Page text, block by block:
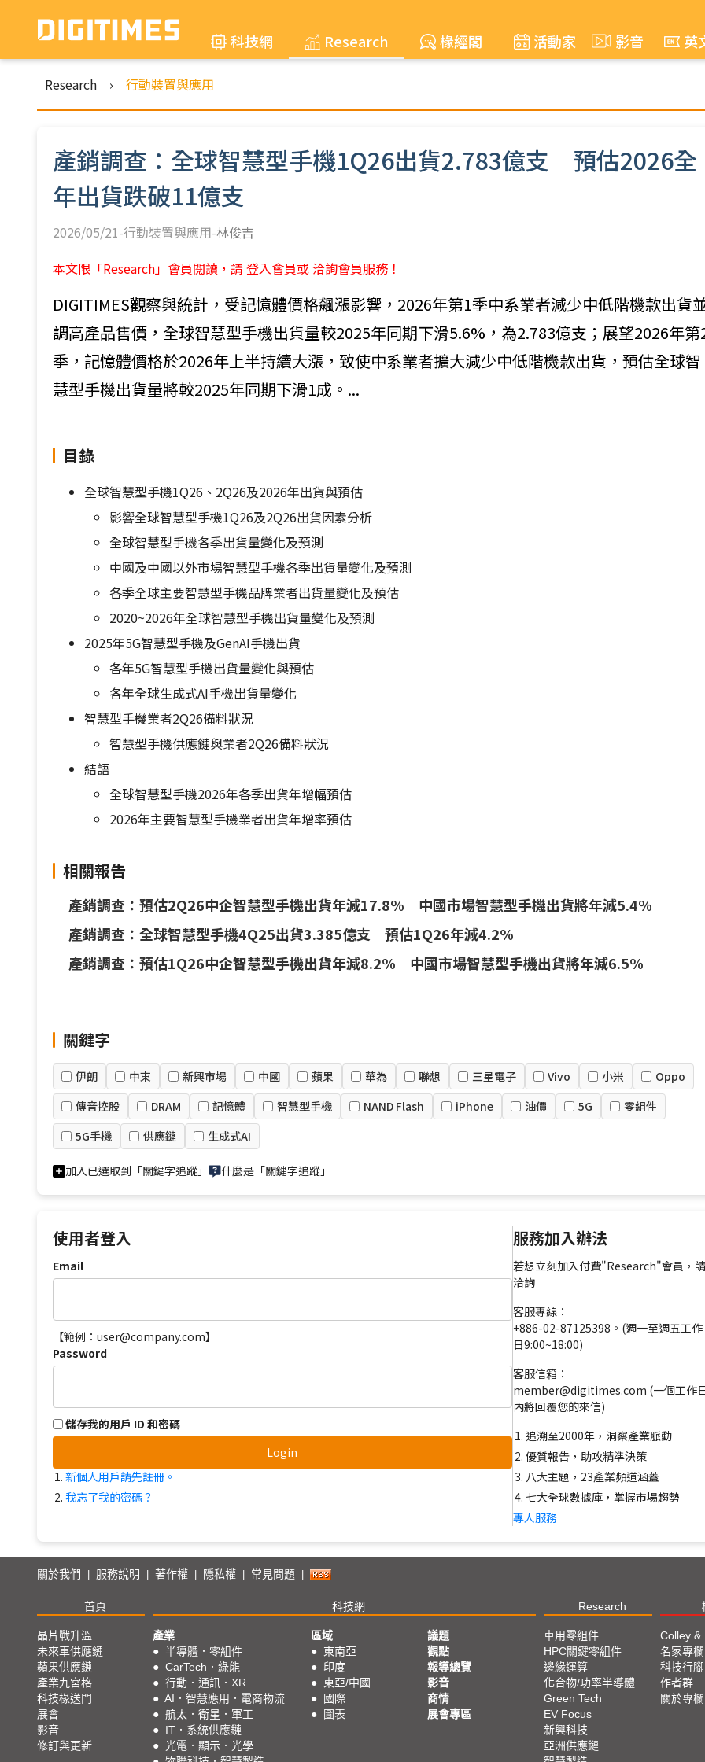
科技網 Research 椽經閣 活動家 影音 英
Research › 行動裝置與應用
產銷調查：全球智慧型手機1Q26出貨2.783億支 預估2026全
年出貨跌破11億支
2026/05/21-行動裝置與應用-林俊吉
本文限「Research」會員閱讀，請 登入會員或 洽詢會員服務 ！
DIGITIMES觀察與統計，受記憶體價格飆漲影響，2026年第1季中系業者減少中低階機款出貨
調高產品售價，全球智慧型手機出貨量較2025年同期下滑5.6%，為2.783億支；展望2026年第
季，記憶體價格於2026年上半持續大漲，致使中系業者擴大減少中低階機款出貨，預估全球智
慧型手機出貨量將較2025年同期下滑1成。...
目錄
全球智慧型手機1Q26、2Q26及2026年出貨與預估
影響全球智慧型手機1Q26及2Q26出貨因素分析
全球智慧型手機各季出貨量變化及預測
中國及中國以外市場智慧型手機各季出貨量變化及預測
各季全球主要智慧型手機品牌業者出貨量變化及預估
2020~2026年全球智慧型手機出貨量變化及預測
2025年5G智慧型手機及GenAI手機出貨
各年5G智慧型手機出貨量變化與預估
各年全球生成式AI手機出貨量變化
智慧型手機業者2Q26備料狀況
智慧型手機供應鏈與業者2Q26備料狀況
結語
全球智慧型手機2026年各季出貨年增幅預估
2026年主要智慧型手機業者出貨年增率預估
相關報告
產銷調查：預估2Q26中企智慧型手機出貨年減17.8% 中國市場智慧型手機出貨將年減5.4%
產銷調查：全球智慧型手機4Q25出貨3.385億支 預估1Q26年減4.2%
產銷調查：預估1Q26中企智慧型手機出貨年減8.2% 中國市場智慧型手機出貨將年減6.5%
關鍵字
伊朗 中東 新興市場 中國 蘋果 華為 聯想 三星電子 Vivo 小米
Oppo
傳音控股
DRAM 記憶體 智慧型手機 NAND Flash iPhone 油價 5G
零組件
5G手機
供應鏈 生成式AI
加入已選取到「關鍵字追蹤」 什麼是「關鍵字追蹤」
使用者登入
Email
【範例：user@company.com】
Password
儲存我的用戶 ID 和密碼
Login
新個人用戶請先註冊。
我忘了我的密碼？
服務加入辦法
若想立刻加入付費"Research"會員，請
洽詢
客服專線：
+886-02-87125398。(週一至週五工作
日9:00~18:00)
客服信箱：
member@digitimes.com (一個工作
內將回覆您的來信)
追溯至2000年，洞察產業脈動
優質報告，助攻精準決策
八大主題，23產業頻道涵蓋
七大全球數據庫，掌握市場趨勢
專人服務
關於我們 服務說明 著作權 隱私權 常見問題
首頁 科技網 Research
晶片戰升溫
未來車供應鏈
蘋果供應鏈
產業九宮格
科技椽送門
展會
影音
修訂與更新
產業
● 半導體．零組件
● CarTech．綠能
● 行動．通訊．XR
● AI．智慧應用．電商物流
● 航太．衛星．軍工
● IT．系統供應鏈
● 光電．顯示．光學
區域
● 東南亞
● 印度
● 東亞/中國
●
國際
●
圖表
議題
觀點
報導總覽
影音
商情
展會專區
車用零組件
HPC關鍵零組件
邊緣運算
化合物/功率半導體
Green Tech
EV Focus
新興科技
亞洲供應鏈
Colley &
名家專欄
科技行腳
作者群
關於專欄